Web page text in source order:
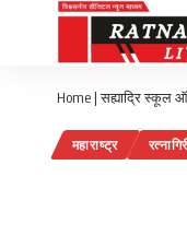
Home |सह्याद्रि स्कूल
महाराष्ट्र